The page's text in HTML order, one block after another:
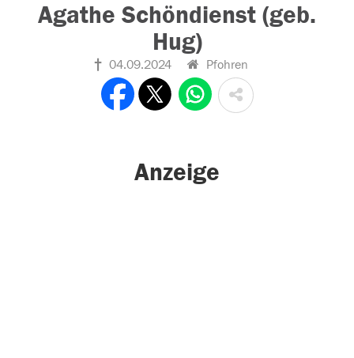
Agathe Schöndienst (geb.
Hug)
04.09.2024 Pfohren
Anzeige